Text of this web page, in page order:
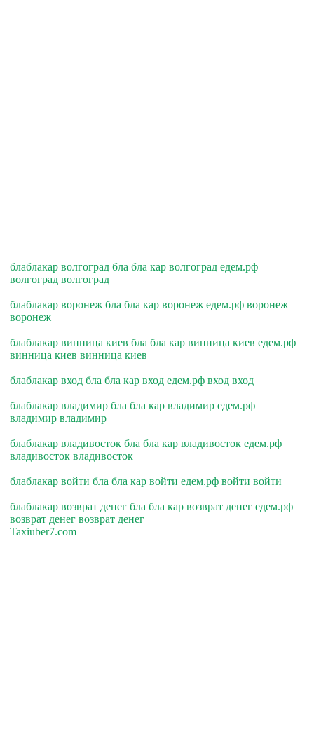
блаблакар волгоград бла бла кар волгоград едем.рф
волгоград волгоград
блаблакар воронеж бла бла кар воронеж едем.рф воронеж
воронеж
блаблакар винница киев бла бла кар винница киев едем.рф
винница киев винница киев
блаблакар вход бла бла кар вход едем.рф вход вход
блаблакар владимир бла бла кар владимир едем.рф
владимир владимир
блаблакар владивосток бла бла кар владивосток едем.рф
владивосток владивосток
блаблакар войти бла бла кар войти едем.рф войти войти
блаблакар возврат денег бла бла кар возврат денег едем.рф
возврат денег возврат денег
Taxiuber7.com